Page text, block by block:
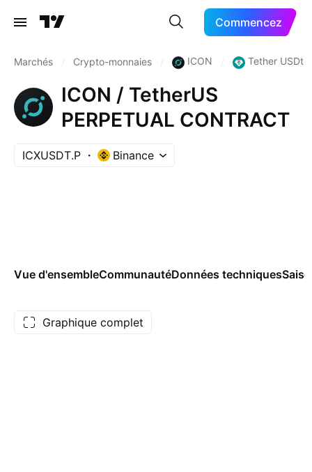
Commencez
Marchés Crypto-monnaies ICON Tether USDt
ICON / TetherUS
PERPETUAL CONTRACT
ICXUSDT.P Binance
Vue d'ensembleCommunautéDonnées techniques
Graphique complet